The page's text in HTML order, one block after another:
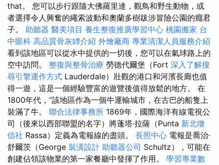
that。 您可以步行跟隨大佛羅里達，觀鳥和野生動物，或
者選擇令人興奮的繩索波動和奧蘭多樹跋涉冒險公園的癮君
子。 助聽器 醫美項目 養生整復推廣學習中心 桃園搬家 台
中眼科 高品質骨灰罈介紹 外燴廠商 專業清潔人員服務介紹
看到該地區可以從水中提供的一切後，您可以在氣球路上的
空中訪問。 整復與整骨治療 勞德代爾堡（Fort 深入了解搜
尋引擎運作方式 Lauderdale）壯觀的港口和河濱長廊也值
得一遊，這是一個經驗豐富的遊覽後值得放鬆的地方。 在
1800年代，“該地區作為一個牛運輸城市，在古巴的船隻上
裝滿了牛。 聯合法律事務所 1869年，國際海洋有線電視公
司（後來以西部聯盟的名字）將蓬塔·拉薩（Punta 新北徵
信社 Rassa）定義為電報線的盡頭。 長照中心 電報是喬治·
舒爾茨（George 裝潢設計 助聽器公司 Schultz），可能在
創建佔領該物業的第一家餐廳中發揮了作用。 學習專業數